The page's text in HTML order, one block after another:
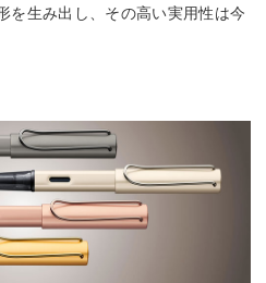
を生み出し、その高い実用性は今